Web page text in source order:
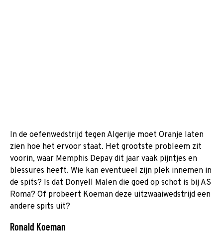
In de oefenwedstrijd tegen Algerije moet Oranje laten
zien hoe het ervoor staat. Het grootste probleem zit
voorin, waar Memphis Depay dit jaar vaak pijntjes en
blessures heeft. Wie kan eventueel zijn plek innemen in
de spits? Is dat Donyell Malen die goed op schot is bij AS
Roma? Of probeert Koeman deze uitzwaaiwedstrijd een
andere spits uit?
Ronald Koeman